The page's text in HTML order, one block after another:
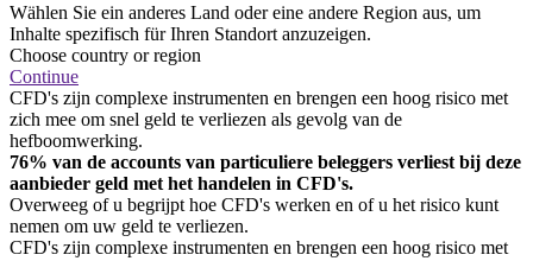
Wählen Sie ein anderes Land oder eine andere Region aus, um
Inhalte spezifisch für Ihren Standort anzuzeigen.
Choose country or region
Continue
CFD's zijn complexe instrumenten en brengen een hoog risico met
zich mee om snel geld te verliezen als gevolg van de
hefboomwerking.
76% van de accounts van particuliere beleggers verliest bij deze
aanbieder geld met het handelen in CFD's.
Overweeg of u begrijpt hoe CFD's werken en of u het risico kunt
nemen om uw geld te verliezen.
CFD's zijn complexe instrumenten en brengen een hoog risico met